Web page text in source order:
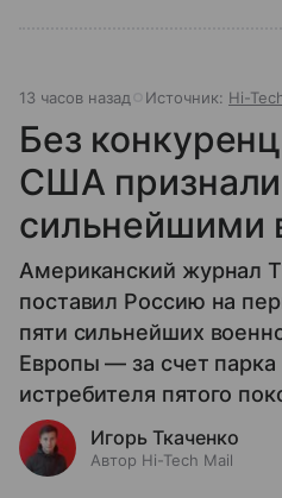
13 часов назад Источник: Hi-
Без
США
сильнейшими
Американский журнал
поставил Россию на
пяти сильнейших
Европы — за счет
истребителя пятого
Игорь Ткаченко
Автор Hi-Tech Mail